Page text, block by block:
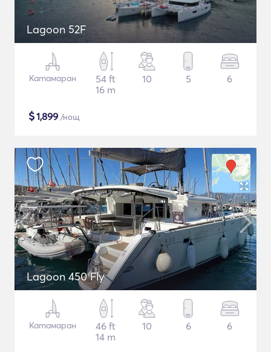
Lagoon 52F
Катамаран
54 ft
16 m
10 5 6
$1,899 /нощ
Lagoon 450 Fly
Катамаран
46 ft
14 m
10 6 6